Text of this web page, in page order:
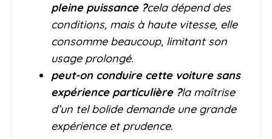
pleine puissance ?cela dépend des
conditions, mais à haute vitesse, elle
consomme beaucoup, limitant son
usage prolongé.
peut-on conduire cette voiture sans
expérience particulière ?la maîtrise
d’un tel bolide demande une grande
expérience et prudence.